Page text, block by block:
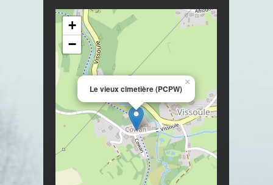
Le vieux cimetière (PCPW)
×
+
−